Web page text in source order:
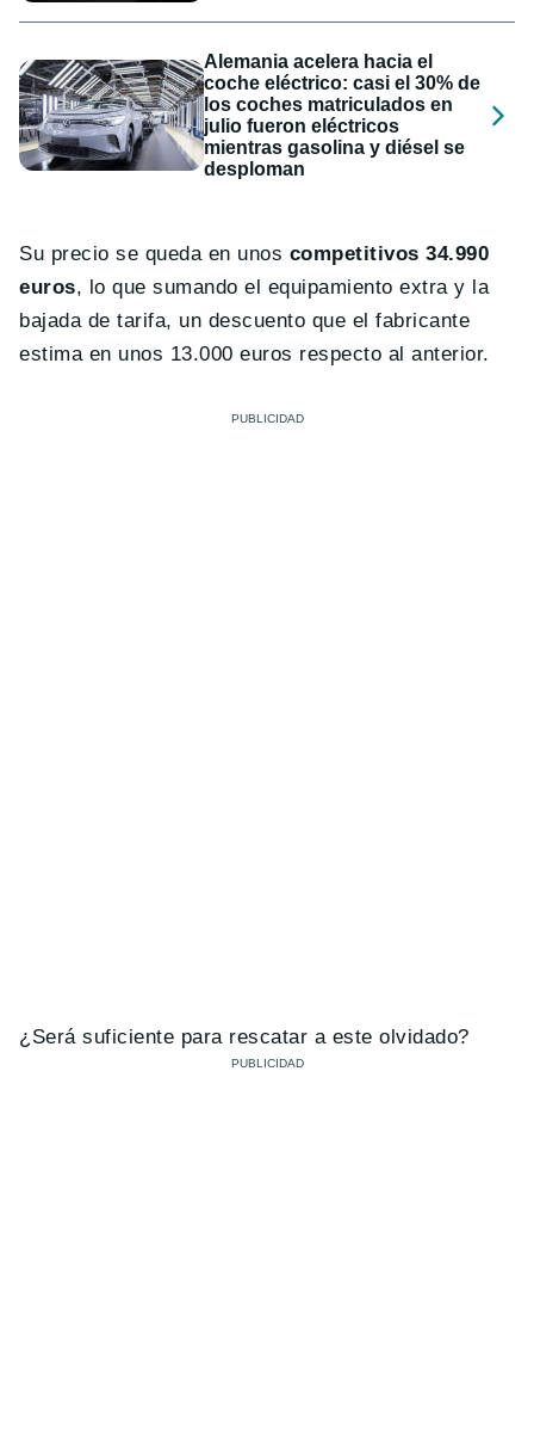
Alemania acelera hacia el
coche eléctrico: casi el 30% de
los coches matriculados en
julio fueron eléctricos
mientras gasolina y diésel se
desploman
Su precio se queda en unos competitivos 34.990
euros, lo que sumando el equipamiento extra y la
bajada de tarifa, un descuento que el fabricante
estima en unos 13.000 euros respecto al anterior.
¿Será suficiente para rescatar a este olvidado?